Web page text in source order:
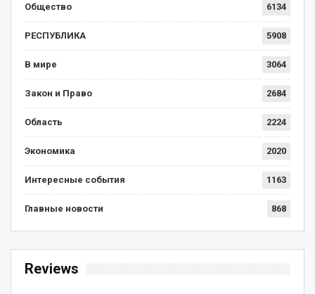
Общество 6134
РЕСПУБЛИКА 5908
В мире 3064
Закон и Право 2684
Область 2224
Экономика 2020
Интересные события 1163
Главные новости 868
Reviews